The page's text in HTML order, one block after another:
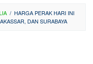
/ HARGA PERAK HARI INI
DAN SURABAYA